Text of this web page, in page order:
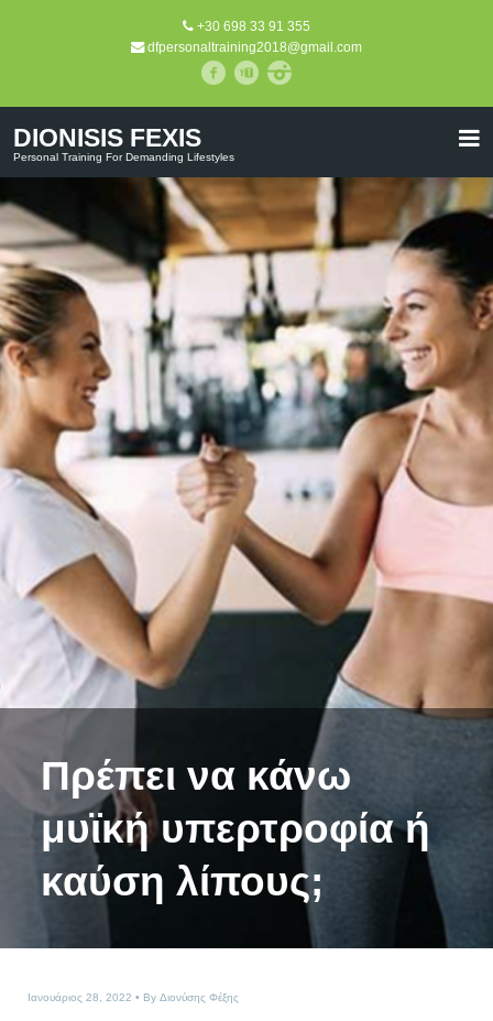
+30 698 33 91 355
dfpersonaltraining2018@gmail.com
DIONISIS FEXIS
Personal Training For Demanding Lifestyles
Πρέπει να κάνω
μυϊκή υπερτροφία ή
καύση λίπους;
Ιανουάριος 28, 2022 By Διονύσης Φέξης